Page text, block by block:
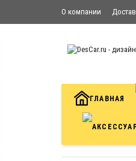
О компании
ГЛАВНАЯ